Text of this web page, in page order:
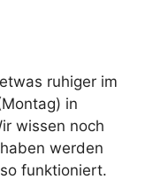
ruhiger im
in
wissen noch
werden
funktioniert.